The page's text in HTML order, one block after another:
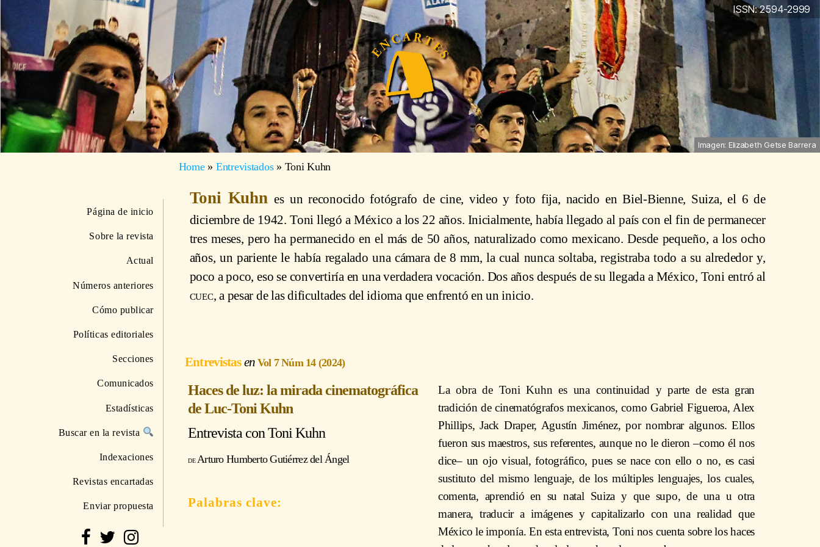
ISSN: 2594-2999
Imagen: Elizabeth Getse Barrera
Página de inicio
Sobre la revista
Actual
Números anteriores
Cómo publicar
Políticas editoriales
Secciones
Comunicados
Estadísticas
Buscar en la revista
Indexaciones
Revistas encartadas
Enviar propuesta
Home» Entrevistados» Toni Kuhn
Toni Kuhnes un reconocido fotógrafo de cine, video y foto fija, nacido en Biel-Bienne, Suiza, el 6 de
diciembre de 1942. Toni llegó a México a los 22 años. Inicialmente, había llegado al país con el fin de permanecer
tres meses, pero ha permanecido en el más de 50 años, naturalizado como mexicano. Desde pequeño, a los ocho
años, un pariente le había regalado una cámara de 8 mm, la cual nunca soltaba, registraba todo a su alrededor y,
poco a poco, eso se convertiría en una verdadera vocación. Dos años después de su llegada a México, Toni entró al
cuec, a pesar de las dificultades del idioma que enfrentó en un inicio.
Entrevistas Vol 7 Núm 14 (2024)
Haces de luz: la mirada cinematográfica
de Luc-Toni Kuhn
Entrevista conToni Kuhn
Arturo Humberto Gutiérrez del Ángel
La obra de Toni Kuhn es una continuidad y parte de esta gran
tradición de cinematógrafos mexicanos, como Gabriel Figueroa, Alex
Phillips, Jack Draper, Agustín Jiménez, por nombrar algunos. Ellos
fueron sus maestros, sus referentes, aunque no le dieron –como él nos
dice– un ojo visual, fotográfico, pues se nace con ello o no, es casi
sustituto del mismo lenguaje, de los múltiples lenguajes, los cuales,
comenta, aprendió en su natal Suiza y que supo, de una u otra
manera, traducir a imágenes y capitalizarlo con una realidad que
México le imponía. En esta entrevista, Toni nos cuenta sobre los haces